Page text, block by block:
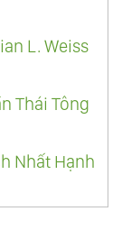
L. Weiss
Thái Tông
Nhất Hạnh